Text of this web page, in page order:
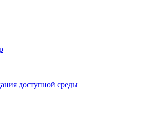
доступной среды